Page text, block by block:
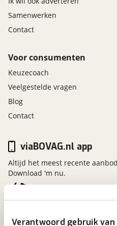
Verantwoord gebruik van
Veiligheid
Airbag(s) side voor
Airbag bestuurder
Airbag passagier
Anti Blokkeer Systeem
bots waarschuwing
Dodehoek detector
Elektronisch Stabiliteits
Vermoeidheids
Samenwerken
Contact
Voor consumenten
Keuzecoach
Veelgestelde vragen
Blog
Contact
viaBOVAG.nl app
Altijd het meest recente
Download 'm nu.